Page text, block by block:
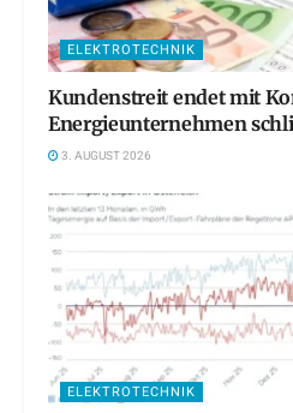
ELEKTROTECHNIK
Kundenstreit endet mit
Energieunternehmen
3. AUGUST 2026
ELEKTROTECHNIK